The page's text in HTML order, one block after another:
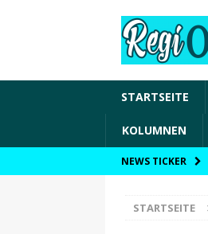
STARTSEITE
KOLUMNEN
NEWS TICKER
STARTSEITE